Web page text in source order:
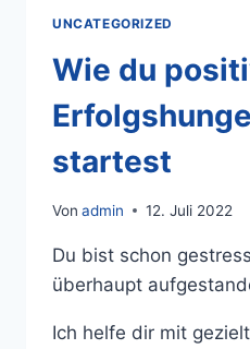
UNCATEGORIZED
Wie du
startest
Von admin 12. Juli 2022
Du bist schon
überhaupt
Ich helfe dir mit